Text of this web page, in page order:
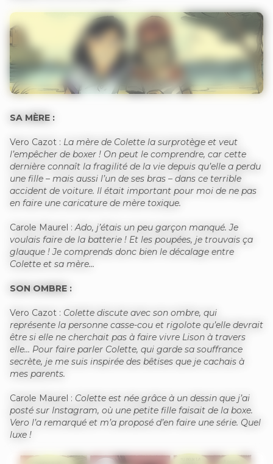
SA MÈRE :
Vero Cazot : La mère de Colette la surprotège et veut
l’empêcher de boxer ! On peut le comprendre, car cette
dernière connaît la fragilité de la vie depuis qu’elle a perdu
une fille – mais aussi l’un de ses bras – dans ce terrible
accident de voiture. Il était important pour moi de ne pas
en faire une caricature de mère toxique.
Carole Maurel : Ado, j’étais un peu garçon manqué. Je
voulais faire de la batterie ! Et les poupées, je trouvais ça
glauque ! Je comprends donc bien le décalage entre
Colette et sa mère…
SON OMBRE :
Vero Cazot : Colette discute avec son ombre, qui
représente la personne casse-cou et rigolote qu’elle devrait
être si elle ne cherchait pas à faire vivre Lison à travers
elle… Pour faire parler Colette, qui garde sa souffrance
secrète, je me suis inspirée des bêtises que je cachais à
mes parents.
Carole Maurel : Colette est née grâce à un dessin que j’ai
posté sur Instagram, où une petite fille faisait de la boxe.
Vero l’a remarqué et m’a proposé d’en faire une série. Quel
luxe !